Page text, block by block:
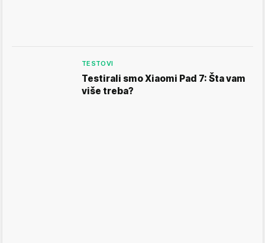
TESTOVI
Testirali smo Xiaomi Pad 7: Šta vam
više treba?